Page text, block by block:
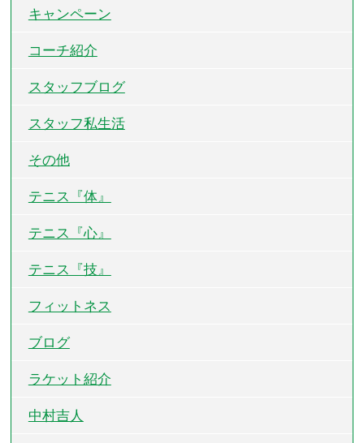
キャンペーン
コーチ紹介
スタッフブログ
スタッフ私生活
その他
テニス『体』
テニス『心』
テニス『技』
フィットネス
ブログ
ラケット紹介
中村吉人